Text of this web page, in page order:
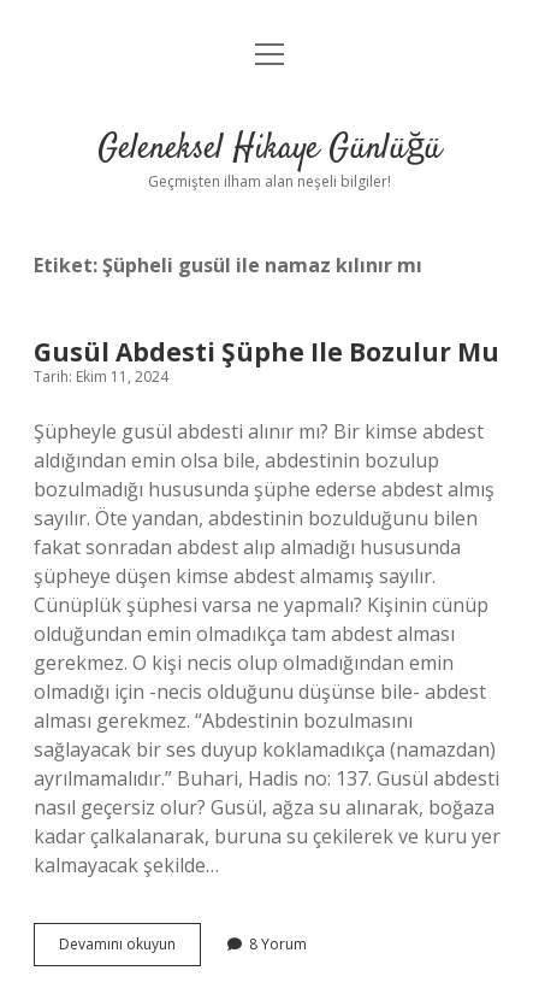
Anasayfa
Yasal Uyarı
menüyü
Geleneksel Hikaye Günlüğü
Geçmişten ilham alan neşeli bilgiler!
Etiket:Şüpheli gusül ile namaz kılınır mı
Gusül Abdesti Şüphe Ile Bozulur Mu
Tarih: Ekim 11, 2024
Şüpheyle gusül abdesti alınır mı? Bir kimse abdest
aldığından emin olsa bile, abdestinin bozulup
bozulmadığı hususunda şüphe ederse abdest almış
sayılır. Öte yandan, abdestinin bozulduğunu bilen
fakat sonradan abdest alıp almadığı hususunda
şüpheye düşen kimse abdest almamış sayılır.
Cünüplük şüphesi varsa ne yapmalı? Kişinin cünüp
olduğundan emin olmadıkça tam abdest alması
gerekmez. O kişi necis olup olmadığından emin
olmadığı için -necis olduğunu düşünse bile- abdest
alması gerekmez. “Abdestinin bozulmasını
sağlayacak bir ses duyup koklamadıkça (namazdan)
ayrılmamalıdır.” Buhari, Hadis no: 137. Gusül abdesti
nasıl geçersiz olur? Gusül, ağza su alınarak, boğaza
kadar çalkalanarak, buruna su çekilerek ve kuru yer
kalmayacak şekilde…
Devamını okuyun
Abdesti
8 Yorum